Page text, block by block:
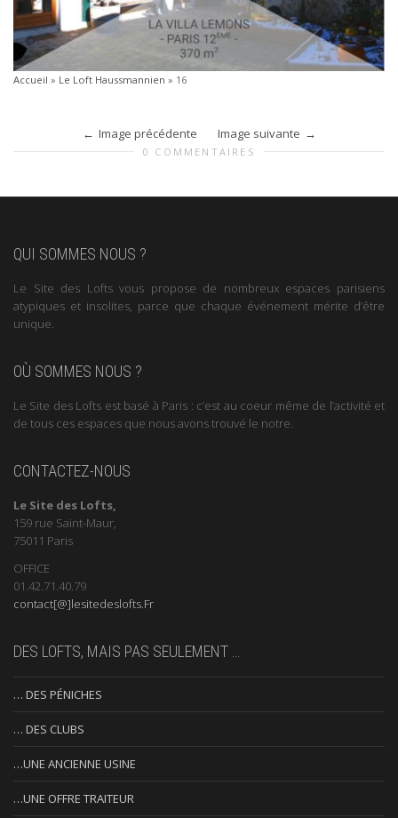
Accueil » Le Loft Haussmannien » 16
Image précédente Image suivante
0 COMMENTAIRES
QUI SOMMES NOUS ?
Le Site des Lofts vous propose de nombreux espaces parisiens
atypiques et insolites, parce que chaque événement mérite d’être
unique.
OÙ SOMMES NOUS ?
Le Site des Lofts est basé à Paris : c’est au coeur même de l’activité et
de tous ces espaces que nous avons trouvé le notre.
CONTACTEZ-NOUS
Le Site des Lofts,
159 rue Saint-Maur,
75011 Paris
OFFICE
01.42.71.40.79
contact[@]lesitedeslofts.Fr
DES LOFTS, MAIS PAS SEULEMENT …
… DES PÉNICHES
… DES CLUBS
…UNE ANCIENNE USINE
…UNE OFFRE TRAITEUR